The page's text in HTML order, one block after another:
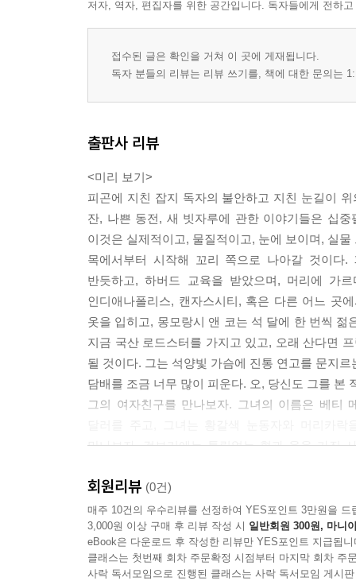
저자, 역자, 편집자를 위한 공간입니다. 독자들에게 전하
접수된 글은 확인을 거쳐 이 곳에 게재됩니다.
독자 분들의 리뷰는 리뷰 쓰기를, 책에 대한 문의는
출판사 리뷰
<미리 보기>
피곤에 지친 잡지 독자의 불안하고 지친 눈길이
잔, 나쁜 동전, 새 빗자루에 관한 이야기들은 십
이것은 실제적이고, 물질적이고, 눈에 보이며, 실
목에서부터 시작해 꼬리 쪽으로 나아갈 것이다
반듯하고, 하버드 교육을 받았으며, 머리에 가
인디애나폴리스, 캔자스시티, 혹은 다른 어느 곳
옷을 입히고, 몽모랑시 앤 코는 석 달에 한 번씩
지금 국산 로드스터를 가지고 있고, 오래 산다면
될 것이다. 그는 석양빛 가슴에 진통 연고를 문지
담배를 조금 너무 많이 피운다. 오, 당신도 그를 본
그의 여자친구를 만나보자. 그녀의 이름은 베티
만나보자. 겉보기에는 틀림없는 혈과 육을 가진
흡사해 보인다. 단지 조금 더 그럴싸해 보일 뿐이다.
낙타의 등을 만나보자. 아니, 아직은 낙타의 등을
전쟁 이후 맞이하는 첫 번째 진정한 크리스마스
세어도 마흔한 번의 만찬 파티, 열여섯 번의 무도
남성 전용 만찬, 두 번의 결혼식, 그리고 열세 번의
회원리뷰 (0건)
매주 10건의 우수리뷰를 선정하여 YES포인트 3만원을 드
3,000원 이상 구매 후 리뷰 작성 시 일반회원 300원, 마니
eBook은 다운로드 후 작성한 리뷰만 YES포인트 지급됩니
클래스는 첫번째 회차 주문확정 시점부터 마지막 회차 주
사락 독서모임으로 진행된 클래스는 사락 독서모임 게시